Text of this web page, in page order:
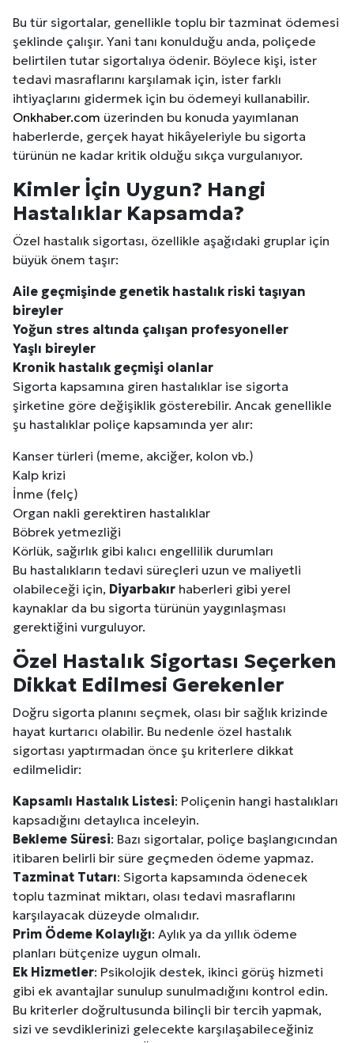
Bu tür sigortalar, genellikle toplu bir tazminat ödemesi
şeklinde çalışır. Yani tanı konulduğu anda, poliçede
belirtilen tutar sigortalıya ödenir. Böylece kişi, ister
tedavi masraflarını karşılamak için, ister farklı
ihtiyaçlarını gidermek için bu ödemeyi kullanabilir.
Onkhaber.com üzerinden bu konuda yayımlanan
haberlerde, gerçek hayat hikâyeleriyle bu sigorta
türünün ne kadar kritik olduğu sıkça vurgulanıyor.
Kimler İçin Uygun? Hangi
Hastalıklar Kapsamda?
Özel hastalık sigortası, özellikle aşağıdaki gruplar için
büyük önem taşır:
Aile geçmişinde genetik hastalık riski taşıyan
bireyler
Yoğun stres altında çalışan profesyoneller
Yaşlı bireyler
Kronik hastalık geçmişi olanlar
Sigorta kapsamına giren hastalıklar ise sigorta
şirketine göre değişiklik gösterebilir. Ancak genellikle
şu hastalıklar poliçe kapsamında yer alır:
Kanser türleri (meme, akciğer, kolon vb.)
Kalp krizi
İnme (felç)
Organ nakli gerektiren hastalıklar
Böbrek yetmezliği
Körlük, sağırlık gibi kalıcı engellilik durumları
Bu hastalıkların tedavi süreçleri uzun ve maliyetli
olabileceği için, Diyarbakır haberleri gibi yerel
kaynaklar da bu sigorta türünün yaygınlaşması
gerektiğini vurguluyor.
Özel Hastalık Sigortası Seçerken
Dikkat Edilmesi Gerekenler
Doğru sigorta planını seçmek, olası bir sağlık krizinde
hayat kurtarıcı olabilir. Bu nedenle özel hastalık
sigortası yaptırmadan önce şu kriterlere dikkat
edilmelidir:
Kapsamlı Hastalık Listesi: Poliçenin hangi hastalıkları
kapsadığını detaylıca inceleyin.
Bekleme Süresi: Bazı sigortalar, poliçe başlangıcından
itibaren belirli bir süre geçmeden ödeme yapmaz.
Tazminat Tutarı: Sigorta kapsamında ödenecek
toplu tazminat miktarı, olası tedavi masraflarını
karşılayacak düzeyde olmalıdır.
Prim Ödeme Kolaylığı: Aylık ya da yıllık ödeme
planları bütçenize uygun olmalı.
Ek Hizmetler: Psikolojik destek, ikinci görüş hizmeti
gibi ek avantajlar sunulup sunulmadığını kontrol edin.
Bu kriterler doğrultusunda bilinçli bir tercih yapmak,
sizi ve sevdiklerinizi gelecekte karşılaşabileceğiniz